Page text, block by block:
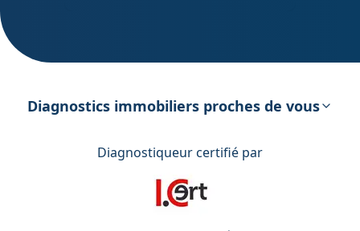
énergétique
Diagnostics immobiliers proches de vous
Diagnostiqueur certifié par